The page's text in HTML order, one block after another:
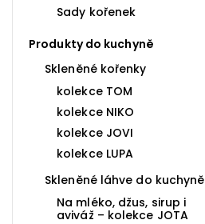
Sady kořenek
Produkty do kuchyně
Skleněné kořenky
kolekce TOM
kolekce NIKO
kolekce JOVI
kolekce LUPA
Skleněné láhve do kuchyně
Na mléko, džus, sirup i
aviváž – kolekce JOTA